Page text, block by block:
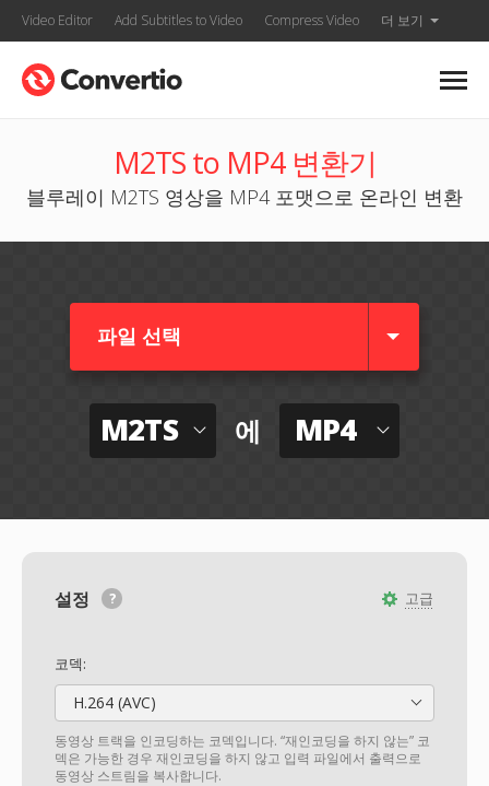
Video Editor Add Subtitles to Video Compress Video 더 보기
M2TS to MP4 변환기
블루레이 M2TS 영상을 MP4 포맷으로 온라인 변환
파일 선택
M2TS 에 MP4
고급
설정
코덱:
H.264 (AVC)
동영상 트랙을 인코딩하는 코덱입니다. “재인코딩을 하지 않는” 코
덱은 가능한 경우 재인코딩을 하지 않고 입력 파일에서 출력으로
동영상 스트림을 복사합니다.